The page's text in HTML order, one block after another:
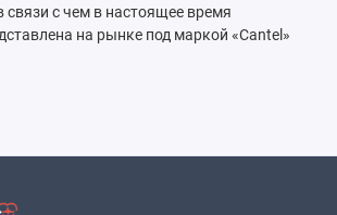
связи с чем в настоящее время
на рынке под маркой «Cantel»